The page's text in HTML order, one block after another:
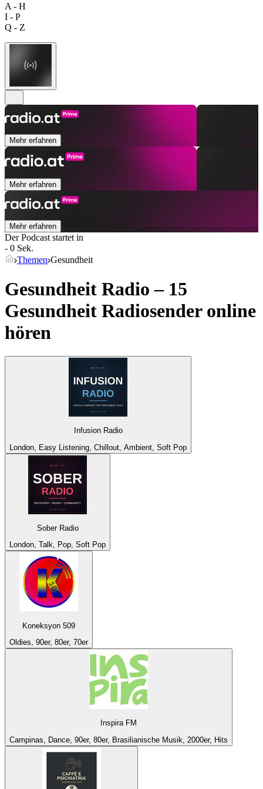
A - H
I - P
Q - Z
Mehr erfahren
Mehr erfahren
Mehr erfahren
Der Podcast startet in
- 0 Sek.
Themen Gesundheit
Gesundheit Radio – 15
Gesundheit Radiosender online
hören
Infusion Radio
London, Easy Listening, Chillout, Ambient, Soft Pop
Sober Radio
London, Talk, Pop, Soft Pop
Koneksyon 509
Oldies, 90er, 80er, 70er
Inspira FM
Campinas, Dance, 90er, 80er, Brasilianische Musik, 2000er, Hits